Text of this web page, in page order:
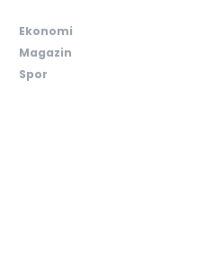
Ekonomi
Magazin
Spor